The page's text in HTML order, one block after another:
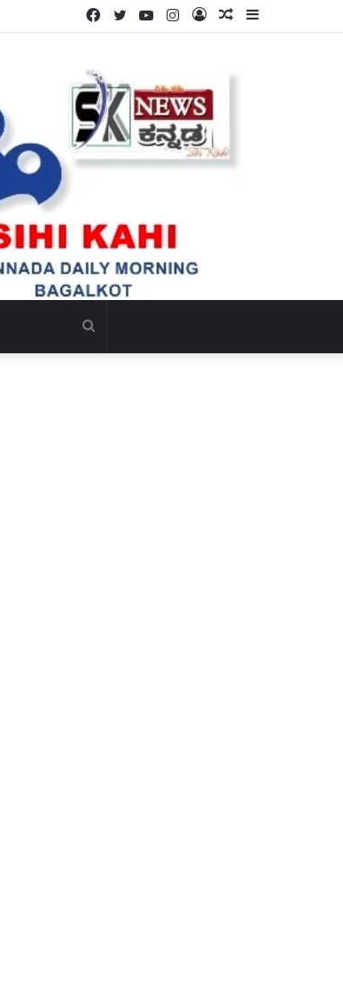
Sidebar
Random
Log
Instagram
YouTube
Twitter
Facebook
Search